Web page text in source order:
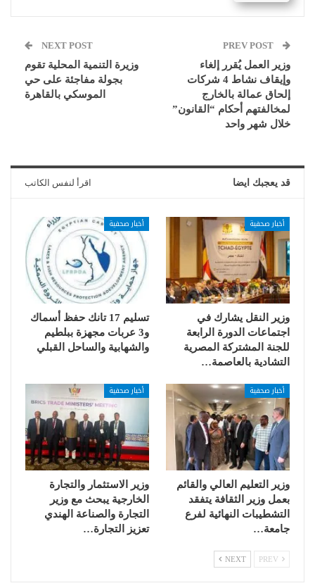
وزير العمل يُقرر إلغاء
وإيقاف نشاط 4 شركات
إلحاق عمالة بالخارج
لمخالفتهم أحكام “القانون”
خلال شهر واحد
NEXT POST
وزيرة التنمية المحلية تقوم
بجولة مفاجئة على حي
الموسكي بالقاهرة
قد يعجبك ايضا اقرأ لنفس الكاتب
أخبار صحفية
وزير النقل يشارك في
اجتماعات الدورة الرابعة
للجنة المشتركة المصرية
التشادية بالعاصمة…
أخبار صحفية
تسليم 17 تانك حفظ أسماك
و3 عربات مجهزة ببلطيم
والشهابية والساحل القبلي
أخبار صحفية
وزير التعليم العالي والقائم
بعمل وزير الثقافة يتفقد
التشطيبات النهائية لفرع
جامعة…
أخبار صحفية
وزير الاستثمار والتجارة
الخارجية يبحث مع وزير
التجارة والصناعة الهندي
تعزيز التجارة…
NEXT